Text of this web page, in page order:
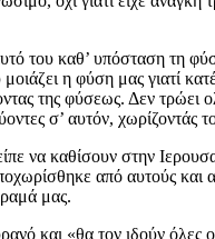
του καθ’ υπόσταση τη
η φύση μας γιατί
της φύσεως. Δεν
σ’ αυτόν, χωρίζοντάς
να καθίσουν στην
από αυτούς
μας.
και «θα τον ιδούν όλες